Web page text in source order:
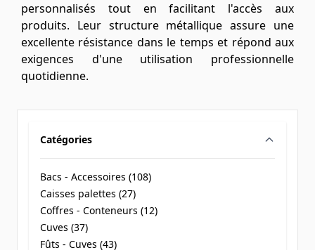
personnalisés tout en facilitant l'accès aux
produits. Leur structure métallique assure une
excellente résistance dans le temps et répond aux
exigences d'une utilisation professionnelle
quotidienne.
Catégories
Bacs - Accessoires (108
products available
)
Caisses palettes (27
products available )
Coffres - Conteneurs (12
products available
)
Cuves (37
products available
)
Fûts - Cuves (43)